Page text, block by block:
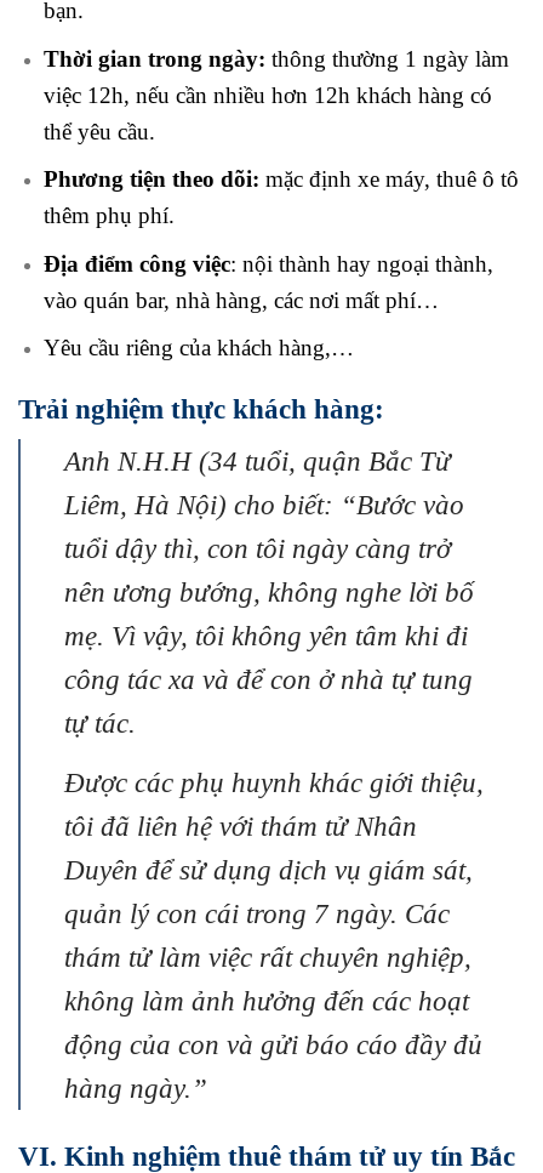
bạn.
Thời gian trong ngày: thông thường 1 ngày làm
việc 12h, nếu cần nhiều hơn 12h khách hàng có
thể yêu cầu.
Phương tiện theo dõi: mặc định xe máy, thuê ô tô
thêm phụ phí.
Địa điểm công việc: nội thành hay ngoại thành,
vào quán bar, nhà hàng, các nơi mất phí…
Yêu cầu riêng của khách hàng,…
Trải nghiệm thực khách hàng:
Anh N.H.H (34 tuổi, quận Bắc Từ
Liêm, Hà Nội) cho biết: “Bước vào
tuổi dậy thì, con tôi ngày càng trở
nên ương bướng, không nghe lời bố
mẹ. Vì vậy, tôi không yên tâm khi đi
công tác xa và để con ở nhà tự tung
tự tác.
Được các phụ huynh khác giới thiệu,
tôi đã liên hệ với thám tử Nhân
Duyên để sử dụng dịch vụ giám sát,
quản lý con cái trong 7 ngày. Các
thám tử làm việc rất chuyên nghiệp,
không làm ảnh hưởng đến các hoạt
động của con và gửi báo cáo đầy đủ
hàng ngày.”
VI. Kinh nghiệm thuê thám tử uy tín Bắc